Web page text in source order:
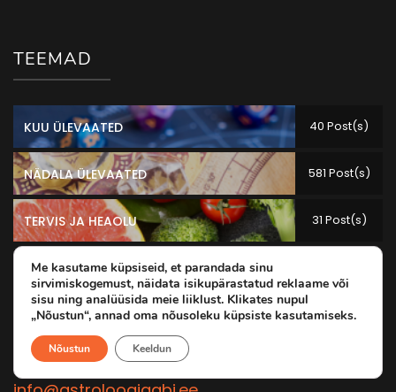
TEEMAD
KUU ÜLEVAATED 40 Post(s)
NÄDALA ÜLEVAATED 581 Post(s)
TERVIS JA HEAOLU 31 Post(s)
KONTAKT
+372 55509500
Me kasutame küpsiseid, et parandada sinu
sirvimiskogemust, näidata isikupärastatud reklaame või
sisu ning analüüsida meie liiklust. Klikates nupul
„Nõustun“, annad oma nõusoleku küpsiste kasutamiseks.
Nõustun Keeldun